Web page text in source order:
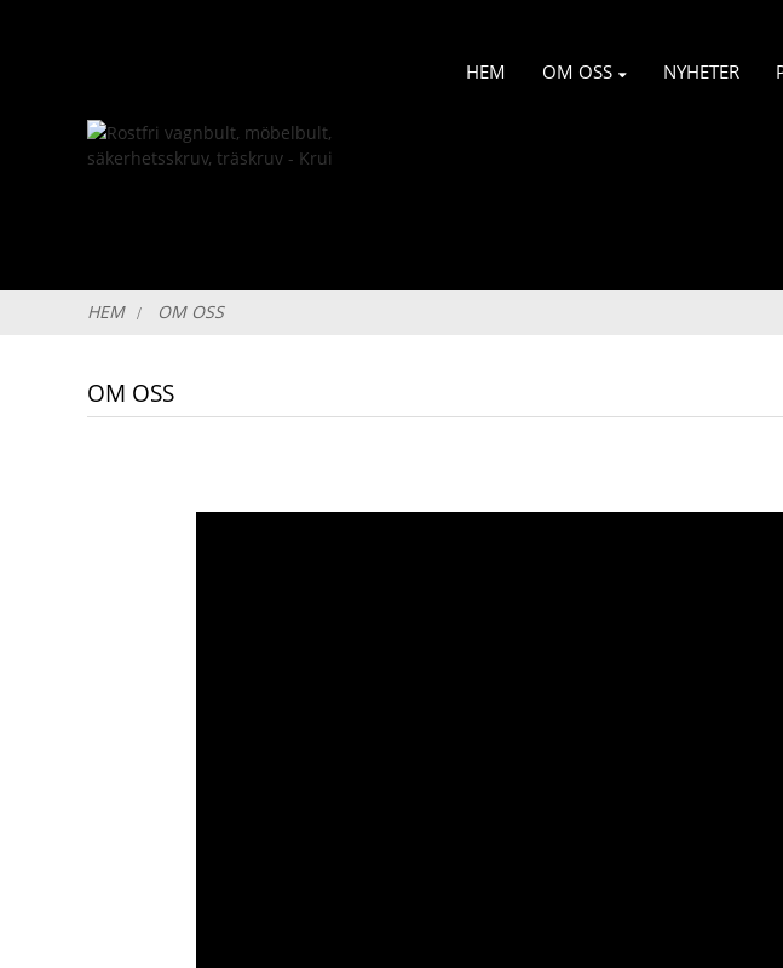
HEM OM OSS NYHETER
HEM OM OSS
OM OSS